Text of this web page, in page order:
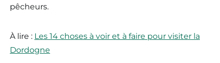
pêcheurs.
À lire : Les 14 choses à voir et à faire pour visiter la
Dordogne